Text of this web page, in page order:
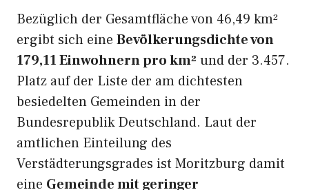
Bezüglich der Gesamtfläche von 46,49 km²
ergibt sich eine Bevölkerungsdichte von
179,11 Einwohnern pro km² und der 3.457.
Platz auf der Liste der am dichtesten
besiedelten Gemeinden in der
Bundesrepublik Deutschland. Laut der
amtlichen Einteilung des
Verstädterungsgrades ist Moritzburg damit
eine Gemeinde mit geringer